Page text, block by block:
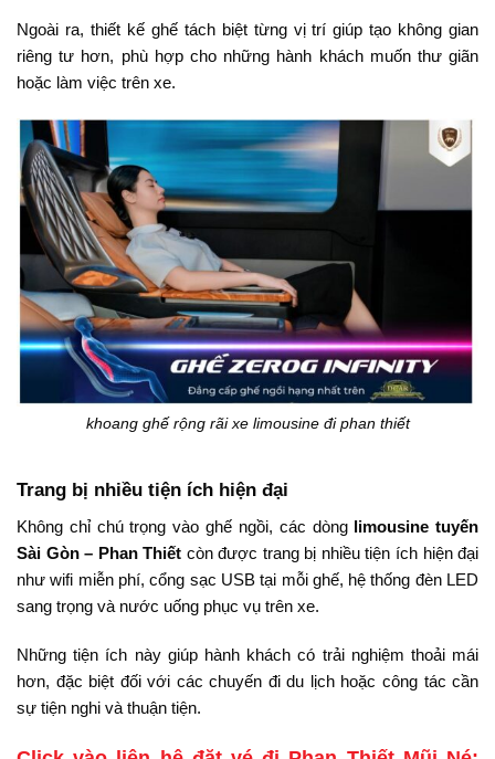
Ngoài ra, thiết kế ghế tách biệt từng vịtrígiúptạo khônggian
riêngtư hơn, phù hợp cho những hành khách muốn thưgiãn
hoặc làm việc trên xe.
khoang ghế rộng rãi xe limousine đi phan thiết
Trang bị nhiều tiện ích hiện đại
Không chỉ chútrọngvàoghế ngồi, các dòng limousinetuyến
Sài Gòn – PhanThiết cònđược trang bị nhiềutiện ích hiệnđại
nhưwifi miễn phí,cổng sạc USBtại mỗi ghế, hệthống đèn LED
sang trọng và nước uống phục vụ trên xe.
Nhữngtiện ích này giúp hành kháchcó trải nghiệm thoải mái
hơn, đặc biệt đốivới cácchuyến đidu lịch hoặccông táccần
sự tiện nghi và thuận tiện.